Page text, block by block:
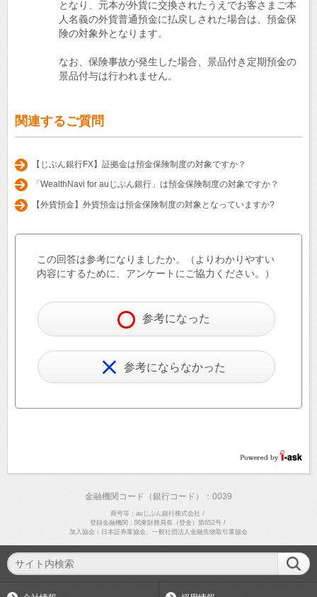
となり、元本が外貨に交換されたうえでお客さまご本
人名義の外貨普通預金に払戻しされた場合は、預金保
険の対象外となります。
なお、保険事故が発生した場合、景品付き定期預金の
景品付与は行われません。
関連するご質問
【じぶん銀行FX】証拠金は預金保険制度の対象ですか？
「WealthNavi for auじぶん銀行」は預金保険制度の対象ですか？
【外貨預金】外貨預金は預金保険制度の対象となっていますか?
この回答は参考になりましたか。（よりわかりやすい
内容にするために、アンケートにご協力ください。）
参考になった
参考にならなかった
金融機関コード（銀行コード）：0039
商号等：auじぶん銀行株式会社 /
登録金融機関：関東財務局長（登金）第652号/
加入協会：日本証券業協会、一般社団法人金融先物取引業協会